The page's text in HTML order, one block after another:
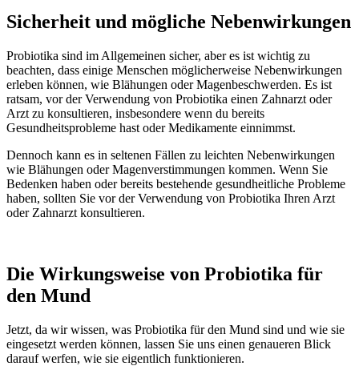
Sicherheit und mögliche Nebenwirkungen
Probiotika sind im Allgemeinen sicher, aber es ist wichtig zu
beachten, dass einige Menschen möglicherweise Nebenwirkungen
erleben können, wie Blähungen oder Magenbeschwerden. Es ist
ratsam, vor der Verwendung von Probiotika einen Zahnarzt oder
Arzt zu konsultieren, insbesondere wenn du bereits
Gesundheitsprobleme hast oder Medikamente einnimmst.
Dennoch kann es in seltenen Fällen zu leichten Nebenwirkungen
wie Blähungen oder Magenverstimmungen kommen. Wenn Sie
Bedenken haben oder bereits bestehende gesundheitliche Probleme
haben, sollten Sie vor der Verwendung von Probiotika Ihren Arzt
oder Zahnarzt konsultieren.
Die Wirkungsweise von Probiotika für
den Mund
Jetzt, da wir wissen, was Probiotika für den Mund sind und wie sie
eingesetzt werden können, lassen Sie uns einen genaueren Blick
darauf werfen, wie sie eigentlich funktionieren.